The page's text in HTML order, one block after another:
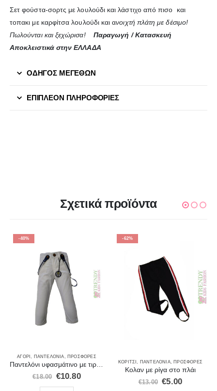
Σετ φούστα-σορτς με λουλούδι και λάστιχο από πισο και
τοπακι με καρφίτσα λουλούδι και ανοιχτή πλάτη με δέσιμο!
Πωλούνται και ξεχώρισα! Παραγωγή / Κατασκευή
Αποκλειστικά στην ΕΛΛΑΔΑ
ΟΔΗΓΟΣ ΜΕΓΕΘΩΝ
ΕΠΙΠΛΈΟΝ ΠΛΗΡΟΦΟΡΊΕΣ
Σχετικά προϊόντα
-40%
ΑΓΌΡΙ, ΠΑΝΤΕΛΌΝΙΑ, ΠΡΟΣΦΟΡΈΣ
Παντελόνι υφασμάτινο με τιράντες Ice λευκο 20200
€18.00 €10.80
-62%
ΚΟΡΊΤΣΙ ΠΑΝΤΕΛΌΝΙΑ, ΠΡΟΣΦΟΡΈΣ
Κολαν με ρίγα στο πλάι
€13.00 €5.00